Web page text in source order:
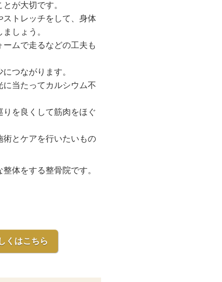
が大切です。
トレッチをして、身体
しょう。
ムで走るなどの工夫も
つながります。
当たってカルシウム不
を良くして筋肉をほぐ
とケアを行いたいもの
体をする整骨院です。
くはこちら